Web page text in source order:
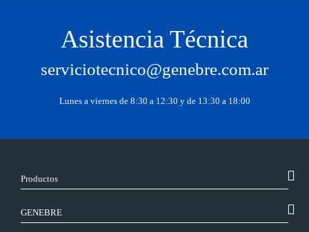
Asistencia Técnica
serviciotecnico@genebre.com.ar
Lunes a viernes de 8:30 a 12:30 y de 13:30 a 18:00
Productos
GENEBRE